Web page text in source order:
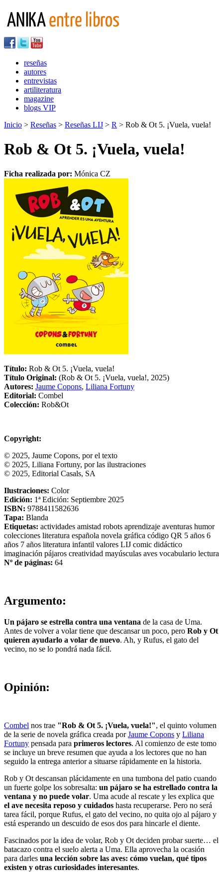
reseñas
autores
entrevistas
artiliteratura
magazine
blogs VIP
Inicio > Reseñas > Reseñas LIJ > R > Rob & Ot 5. ¡Vuela, vuela!
Rob & Ot 5. ¡Vuela, vuela!
Ficha realizada por: Mónica CZ
Título: Rob & Ot 5. ¡Vuela, vuela!
Título Original: (Rob & Ot 5. ¡Vuela, vuela!, 2025)
Autores: Jaume Copons, Liliana Fortuny
Editorial: Combel
Colección: Rob&Ot
Copyright:
© 2025, Jaume Copons, por el texto
© 2025, Liliana Fortuny, por las ilustraciones
© 2025, Editorial Casals, SA
Ilustraciones: Color
Edición: 1ª Edición: Septiembre 2025
ISBN: 9788411582636
Tapa: Blanda
Etiquetas: actividades amistad robots aprendizaje aventuras humor
colecciones literatura española novela gráfica código QR 5 años 6
años 7 años literatura infantil valores LIJ comic didáctico
imaginación pájaros creatividad mayúsculas aves vocabulario lectura
Nº de páginas: 64
Argumento:
Un pájaro se estrella contra una ventana de la casa de Uma.
Antes de volver a volar tiene que descansar un poco, pero Rob y Ot
quieren ayudarlo a volar de nuevo. Ah, y Rufus, el gato del
vecino, no se lo pondrá nada fácil.
Opinión:
Combel nos trae "Rob & Ot 5. ¡Vuela, vuela!", el quinto volumen
de la serie de novela gráfica creada porJaume Copons y Liliana
Fortuny pensada para primeros lectores. Al comienzo de este tomo
se incluye un breve resumen que ayuda a los lectores que no han
seguido la entrega anterior a situarse rápidamente en la historia.
Rob y Ot descansan plácidamente en una tumbona del patio cuando
un fuerte golpe los sobresalta: un pájaro se ha estrellado contra la
ventana y no puede volar. Uma acude al rescate y les explica que
el ave necesita reposo y cuidados hasta recuperarse. Pero no será
tarea fácil, porque Rufus, el gato del vecino, no quita ojo al pájaro y
está esperando un descuido de esos dos para hincarle el diente.
Fascinados por la idea de volar, Rob y Ot deciden probar suerte… el
batacazo contra el suelo alerta a Uma. Ella aprovecha la ocasión
para darles una lección sobre las aves: cómo vuelan, qué tipos
existen y otras curiosidades interesantes.